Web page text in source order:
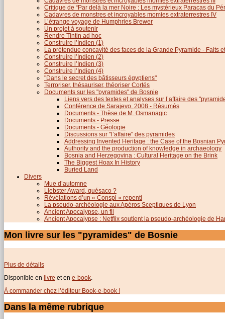
Critique de “Par delà la mer Noire : Les mystérieux Paracas du
Cadavres de monstres et incroyables momies extraterrestres IV
L’étrange voyage de Humphries Brewer
Un projet à soutenir
Rendre Tintin ad hoc
Construire l’Indien (1)
La prétendue concavité des faces de la Grande Pyramide - Faits
Construire l’Indien (2)
Construire l’Indien (3)
Construire l’Indien (4)
"Dans le secret des bâtisseurs égyptiens"
Terroriser, thésauriser, théoriser Cortés
Documents sur les "pyramides" de Bosnie
Liens vers des textes et analyses sur l’affaire des
Conférence de Sarajevo, 2008 - Résumés
Documents - Thèse de M. Osmanagic
Documents - Presse
Documents - Géologie
Discussions sur "l’affaire" des pyramides
Addressing Invented Heritage : the Case of the Bosnian
Authority and the production of knowledge in archaeology
Bosnia and Herzegovina : Cultural Heritage on the Brink
The Biggest Hoax In History
Buried Land
Divers
Mue d’automne
Liebster Award, quésaco ?
Révélations d’un « Conspi » repenti
La pseudo-archéologie aux Apéros Sceptiques de Lyon
Ancient Apocalypse, un fil
Ancient Apocalypse : Netflix soutient la pseudo-archéologie de
Mon livre sur les "pyramides" de Bosnie
Plus de détails
Disponible en livre et en e-book
À commander chez l’éditeur Book-e-book !
Dans la même rubrique